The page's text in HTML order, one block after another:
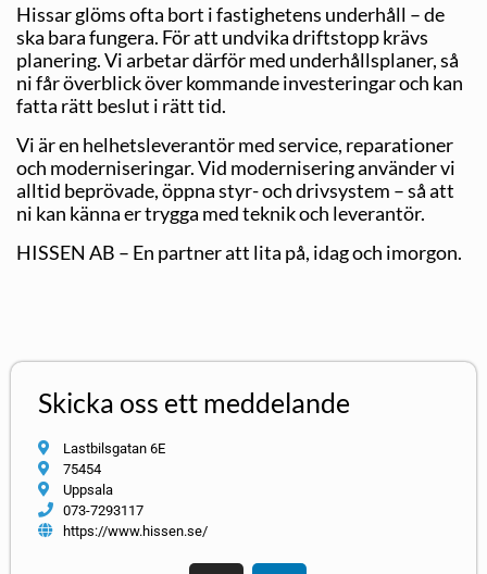
Hissar glöms ofta bort i fastighetens underhåll – de
ska bara fungera. För att undvika driftstopp krävs
planering. Vi arbetar därför med underhållsplaner, så
ni får överblick över kommande investeringar och kan
fatta rätt beslut i rätt tid.
Vi är en helhetsleverantör med service, reparationer
och moderniseringar. Vid modernisering använder vi
alltid beprövade, öppna styr- och drivsystem – så att
ni kan känna er trygga med teknik och leverantör.
HISSEN AB – En partner att lita på, idag och imorgon.
Skicka oss ett meddelande
Lastbilsgatan 6E
75454
Uppsala
073-7293117
https://www.hissen.se/